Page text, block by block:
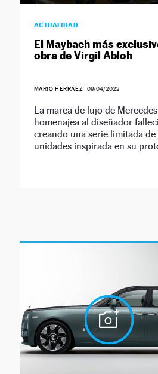
ACTUALIDAD
El Maybach más
obra de Virgil Abloh
MARIO HERRÁEZ |09/04/2022
La marca de lujo de
homenajea al diseñador
creando una serie limitada de
unidades inspirada en su